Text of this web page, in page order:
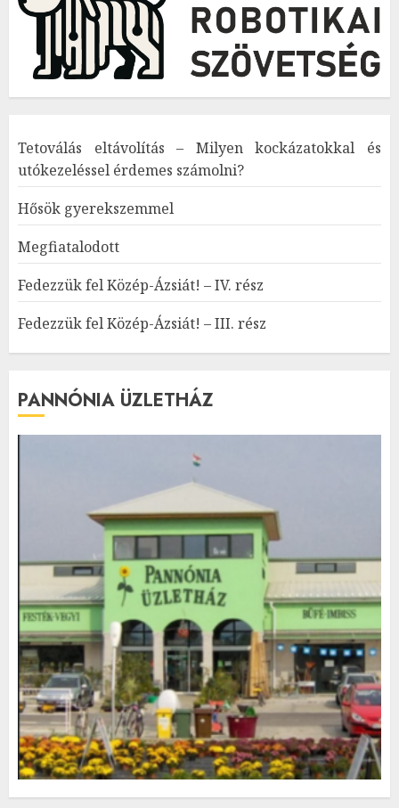
Tetoválás eltávolítás – Milyen kockázatokkal és
utókezeléssel érdemes számolni?
Hősök gyerekszemmel
Megfiatalodott
Fedezzük fel Közép-Ázsiát! – IV. rész
Fedezzük fel Közép-Ázsiát! – III. rész
PANNÓNIA ÜZLETHÁZ